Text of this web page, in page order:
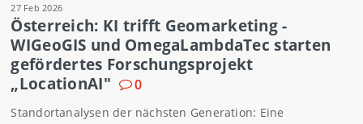
27 Feb 2026
Österreich: KI trifft Geomarketing -
WIGeoGIS und OmegaLambdaTec starten
gefördertes Forschungsprojekt
„LocationAI"
0
Standortanalysen der nächsten Generation: Eine